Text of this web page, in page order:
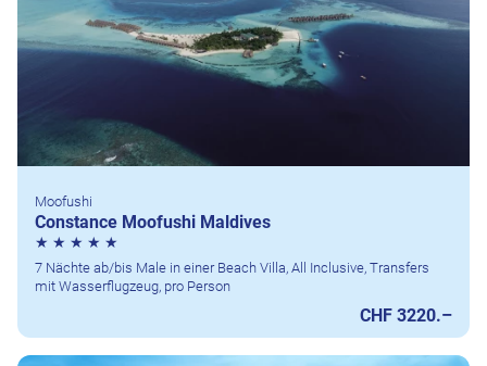
Moofushi
Constance Moofushi Maldives
7 Nächte ab/bis Male in einer Beach Villa, All Inclusive, Transfers
mit Wasserflugzeug, pro Person
CHF 3220.–